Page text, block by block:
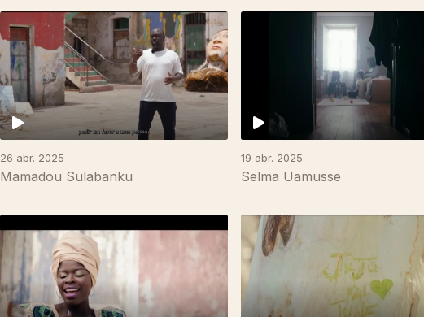
26 abr. 2025
Mamadou Sulabanku
19 abr. 2025
Selma Uamusse